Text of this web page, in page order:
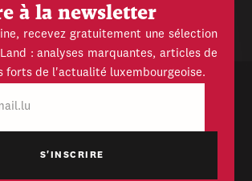
à la newsletter
recevez gratuitement une sélection
: analyses marquantes, articles de
forts de l'actualité luxembourgeoise.